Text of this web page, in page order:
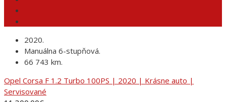
2020.
Manuálna 6-stupňová.
66 743 km.
Opel Corsa F 1.2 Turbo 100PS | 2020 | Krásne auto |
Servisované